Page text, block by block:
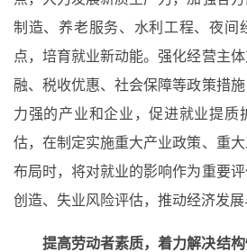
制造、养老服务、水利工程、夜间
点，培育就业新动能。强化经营主
融、税收优惠、社会保障等政策措
力强的产业和企业，促进就业提质
估，在制定实施重大产业政策、重
布局时，将对就业的影响作为重要
创造、失业风险评估，推动经济发展
提高劳动者素质，着力解决结构